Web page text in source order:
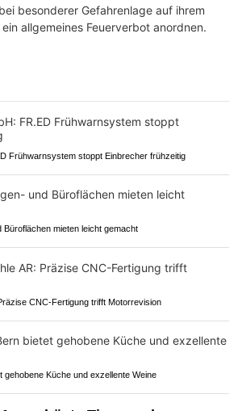
besonderer Gefahrenlage auf ihrem
allgemeines Feuerverbot anordnen.
Frühwarnsystem stoppt Einbrecher frühzeitig
mieten leicht gemacht
CNC-Fertigung trifft Motorrevision
gehobene Küche und exzellente Weine